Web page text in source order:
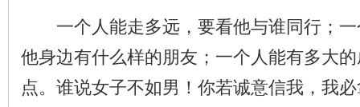
一个人能走多远，要看他与谁同行；一
他身边有什么样的朋友；一个人能有多大
点。谁说女子不如男！你若诚意信我，我